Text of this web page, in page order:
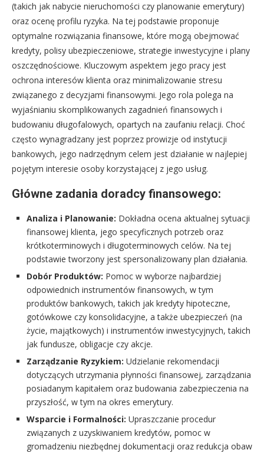
(takich jak nabycie nieruchomości czy planowanie emerytury)
oraz ocenę profilu ryzyka. Na tej podstawie proponuje
optymalne rozwiązania finansowe, które mogą obejmować
kredyty, polisy ubezpieczeniowe, strategie inwestycyjne i plany
oszczędnościowe. Kluczowym aspektem jego pracy jest
ochrona interesów klienta oraz minimalizowanie stresu
związanego z decyzjami finansowymi. Jego rola polega na
wyjaśnianiu skomplikowanych zagadnień finansowych i
budowaniu długofalowych, opartych na zaufaniu relacji. Choć
często wynagradzany jest poprzez prowizje od instytucji
bankowych, jego nadrzędnym celem jest działanie w najlepiej
pojętym interesie osoby korzystającej z jego usług.
Główne zadania doradcy finansowego:
Analiza i Planowanie: Dokładna ocena aktualnej sytuacji
finansowej klienta, jego specyficznych potrzeb oraz
krótkoterminowych i długoterminowych celów. Na tej
podstawie tworzony jest spersonalizowany plan działania.
Dobór Produktów: Pomoc w wyborze najbardziej
odpowiednich instrumentów finansowych, w tym
produktów bankowych, takich jak kredyty hipoteczne,
gotówkowe czy konsolidacyjne, a także ubezpieczeń (na
życie, majątkowych) i instrumentów inwestycyjnych, takich
jak fundusze, obligacje czy akcje.
Zarządzanie Ryzykiem: Udzielanie rekomendacji
dotyczących utrzymania płynności finansowej, zarządzania
posiadanym kapitałem oraz budowania zabezpieczenia na
przyszłość, w tym na okres emerytury.
Wsparcie i Formalności: Upraszczanie procedur
związanych z uzyskiwaniem kredytów, pomoc w
gromadzeniu niezbędnej dokumentacji oraz redukcja obaw